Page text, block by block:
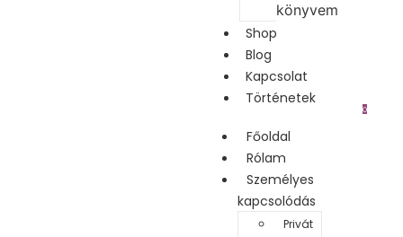
könyvem
Shop
Blog
Kapcsolat
Történetek
Főoldal
Rólam
Személyes
kapcsolódás
Privát
0